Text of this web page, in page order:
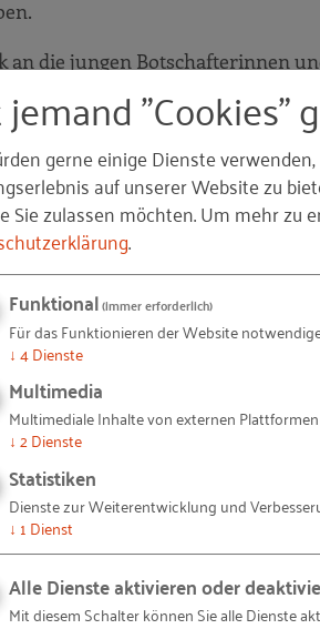
die jungen Botschafterinnen
Orientierung leisten.
ihren Auszubildenden die
Austausch und Vernetzung
und Getränken konntenwurden
und -
Weiterbildungs- und
– Katharina_Gottwald_NL3-2026_Beitrag8_Original.JPG
der
keine Ausgabe und keine
Sie unseren
"Cookies"
gerne einige Dienste
auf unserer Website zu
Sie zulassen möchten.Um mehr zu
.
Funktional(immer erforderlich)
Für das Funktionieren der Website
↓ 4Dienste
Multimedia
Multimediale Inhalte von externen Plattformen
↓ 2Dienste
Statistiken
Dienste zur Weiterentwicklung und
↓ 1 Dienst
Alle Dienste aktivieren oder
Mit diesem Schalter können Sie alle Dienste